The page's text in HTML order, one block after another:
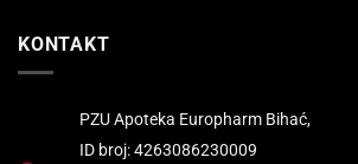
KONTAKT
PZU Apoteka Europharm Bihać,
ID broj: 4263086230009